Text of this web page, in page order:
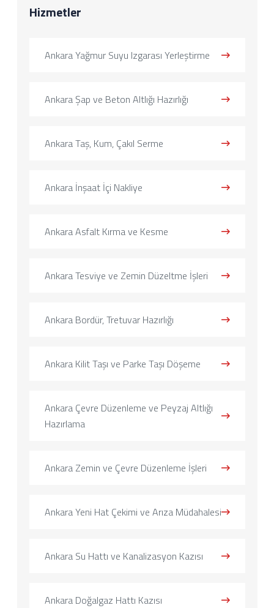
Hizmetler
Ankara Yağmur Suyu Izgarası Yerleştirme
Ankara Şap ve Beton Altlığı Hazırlığı
Ankara Taş, Kum, Çakıl Serme
Ankara İnşaat İçi Nakliye
Ankara Asfalt Kırma ve Kesme
Ankara Tesviye ve Zemin Düzeltme İşleri
Ankara Bordür, Tretuvar Hazırlığı
Ankara Kilit Taşı ve Parke Taşı Döşeme
Ankara Çevre Düzenleme ve Peyzaj Altlığı
Hazırlama
Ankara Zemin ve Çevre Düzenleme İşleri
Ankara Yeni Hat Çekimi ve Arıza Müdahalesi
Ankara Su Hattı ve Kanalizasyon Kazısı
Ankara Doğalgaz Hattı Kazısı